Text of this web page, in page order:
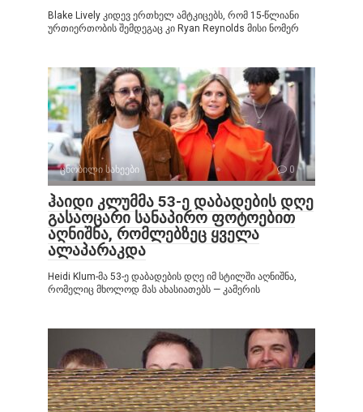
Blake Lively კიდევ ერთხელ ამტკიცებს, რომ 15-წლიანი
ურთიერთობის შემდეგაც კი Ryan Reynolds მისი ნომერ
ცნობილი სახეები 0
ჰაიდი კლუმმა 53-ე დაბადების დღე
გასაოცარი სანაპირო ფოტოებით
აღნიშნა, რომლებზეც ყველა
ალაპარაკდა
Heidi Klum-მა 53-ე დაბადების დღე იმ სტილში აღნიშნა,
რომელიც მხოლოდ მას ახასიათებს — კამერის